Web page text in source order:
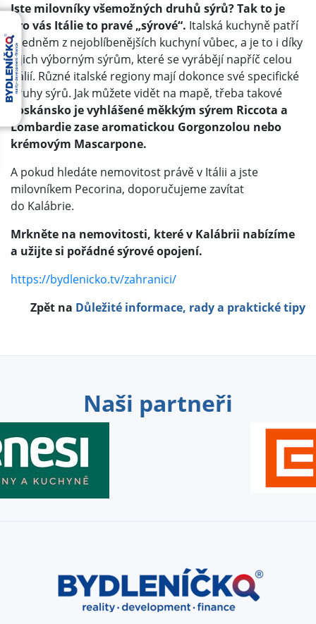
Jste milovníky všemožných druhů sýrů? Tak to je
pro vás Itálie to pravé „sýrové“. Italská kuchyně patří
k jedněm z nejoblíbenějších kuchyní vůbec, a je to i díky
jejich výborným sýrům, které se vyrábějí napříč celou
Itálií. Různé italské regiony mají dokonce své specifické
druhy sýrů. Jak můžete vidět na mapě, třeba takové
Toskánsko je vyhlášené měkkým sýrem Riccota a
Lombardie zase aromatickou Gorgonzolou nebo
krémovým Mascarpone.
A pokud hledáte nemovitost právě v Itálii a jste
milovníkem Pecorina, doporučujeme zavítat
do Kalábrie.
Mrkněte na nemovitosti, které v Kalábrii nabízíme
a užijte si pořádné sýrové opojení.
https://bydlenicko.tv/zahranici/
Zpět na Důležité informace, rady a praktické tipy
Naši partneři